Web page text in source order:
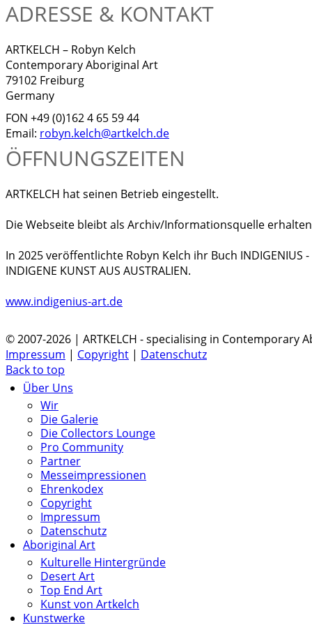
ADRESSE & KONTAKT
ARTKELCH – Robyn Kelch
Contemporary Aboriginal Art
79102 Freiburg
Germany
FON +49 (0)162 4 65 59 44
Email: robyn.kelch@artkelch.de
ÖFFNUNGSZEITEN
ARTKELCH hat seinen Betrieb eingestellt.
Die Webseite bleibt als Archiv/Informationsquelle
In 2025 veröffentlichte Robyn Kelch ihr Buch INDIGENIUS -
INDIGENE KUNST AUS AUSTRALIEN.
www.indigenius-art.de
© 2007-2026 | ARTKELCH - specialising in Contemporary
Impressum | Copyright | Datenschutz
Back to top
Über Uns
Wir
Die Galerie
Die Collectors Lounge
Pro Community
Partner
Messeimpressionen
Ehrenkodex
Copyright
Impressum
Datenschutz
Aboriginal Art
Kulturelle Hintergründe
Desert Art
Top End Art
Kunst von Artkelch
Kunstwerke